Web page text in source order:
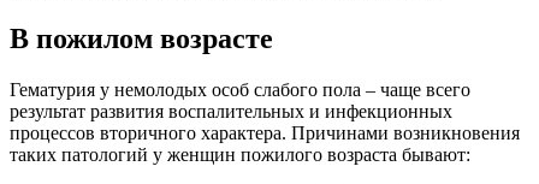
В пожилом возрасте
Гематурия у немолодых особ слабого пола – чаще всего
результат развития воспалительных и инфекционных
процессов вторичного характера. Причинами возникновения
таких патологий у женщин пожилого возраста бывают: